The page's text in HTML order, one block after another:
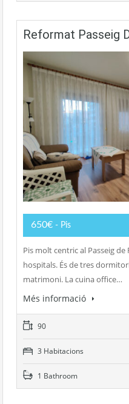
Reformat Passeig
650€ - Pis
Pis molt centric al Passeig
hospitals. És de tres
matrimoni. La cuina office…
Més informació
90
3 Habitacions
1 Bathroom